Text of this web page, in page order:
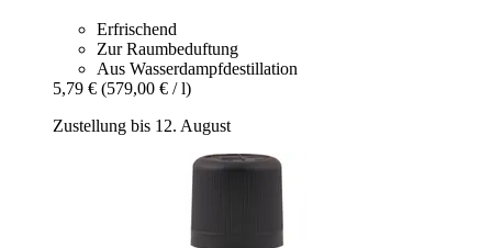
Erfrischend
Zur Raumbeduftung
Aus Wasserdampfdestillation
5,79 € (579,00 € / l)
Zustellung bis 12. August